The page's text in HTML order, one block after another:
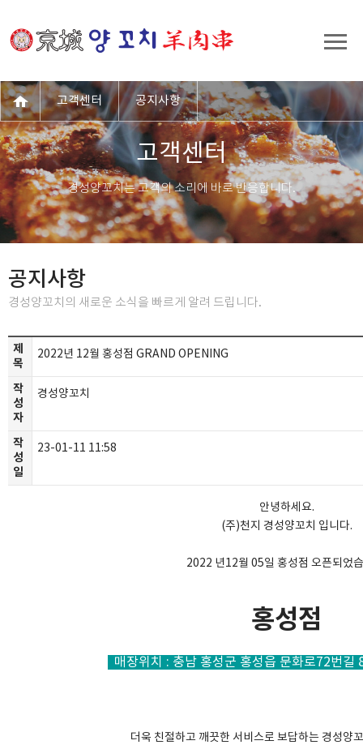
고객센터
경성양꼬치는 고객의 소리에 바로 반응합니다.
공지사항
경성양꼬치의 새로운 소식을 빠르게 알려 드립니다.
고객센터 공지사항
제
목
2022년 12월 홍성점 GRAND OPENING
작
성
자
경성양꼬치
작
성
일
23-01-11 11:58
안녕하세요.
(주)천지 경성양꼬치 입니다.
2022 년12월 05일 홍성점 오픈되었
홍성점
매장위치 : 충남 홍성군 홍성읍 문화로72번길
더욱 친절하고 깨끗한 서비스로 보답하는 경성양